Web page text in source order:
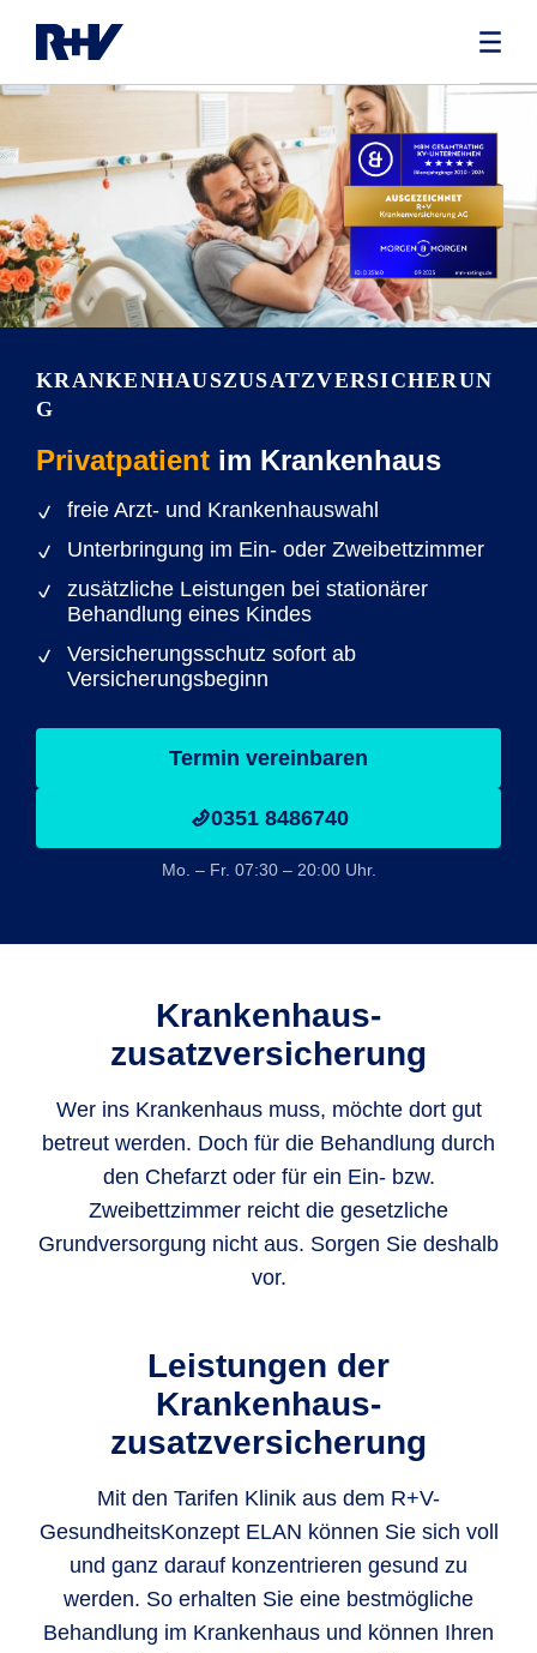
KRANKENHAUSZUSATZVERSICHERUN
G
Privatpatient im Krankenhaus
freie Arzt- und Krankenhauswahl
Unterbringung im Ein- oder Zweibettzimmer
zusätzliche Leistungen bei stationärer
Behandlung eines Kindes
Versicherungsschutz sofort ab
Versicherungsbeginn
Termin vereinbaren
0351 8486740
Mo. – Fr. 07:30 – 20:00 Uhr.
Krankenhaus­
zusatzversicherung
Wer ins Krankenhaus muss, möchte dort gut
betreut werden. Doch für die Behandlung durch
den Chefarzt oder für ein Ein- bzw.
Zweibettzimmer reicht die gesetzliche
Grundversorgung nicht aus. Sorgen Sie deshalb
vor.
Leistungen der
Krankenhaus­
zusatzversicherung
Mit den Tarifen Klinik aus dem R+V-
GesundheitsKonzept ELAN können Sie sich voll
und ganz darauf konzentrieren gesund zu
werden. So erhalten Sie eine bestmögliche
Behandlung im Krankenhaus und können Ihren